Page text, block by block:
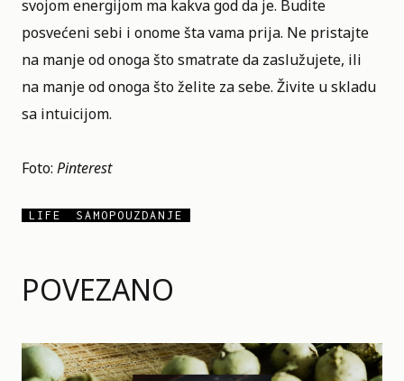
POVEZANO
svojom energijom ma kakva god da je. Budite
posvećeni sebi i onome šta vama prija. Ne pristajte
na manje od onoga što smatrate da zaslužujete, ili
na manje od onoga što želite za sebe. Živite u skladu
sa intuicijom.
Foto: Pinterest
LIFE SAMOPOUZDANJE